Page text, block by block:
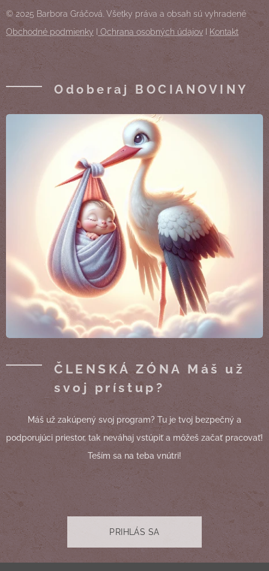
© 2025 Barbora Gráčová. Všetky práva a obsah sú vyhradené
Obchodné podmienky I Ochrana osobných údajov I Kontakt
Odoberaj BOCIANOVINY
ČLENSKÁ ZÓNA Máš už
svoj prístup?
Máš už zakúpený svoj program? Tu je tvoj bezpečný a
podporujúci priestor, tak neváhaj vstúpiť a môžeš začať pracovať!
Teším sa na teba vnútri!
PRIHLÁS SA